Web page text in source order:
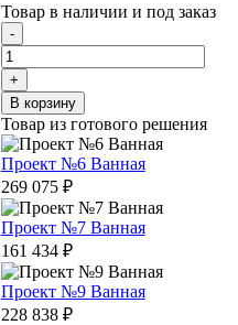
Товар в наличии и под заказ
- Количество
товара
Статуарио
Крема
Керамогранит
белый
60х120
матовый
структурный
+
В корзину
Товар из готового решения
Проект №6 Ванная
269 075 ₽
Проект №7 Ванная
161 434 ₽
Проект №9 Ванная
228 838 ₽